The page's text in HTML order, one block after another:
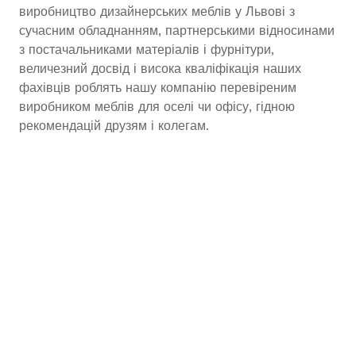
виробництво дизайнерських меблів у Львові з
сучасним обладнанням, партнерськими відносинами
з постачальниками матеріалів і фурнітури,
величезний досвід і висока кваліфікація наших
фахівців роблять нашу компанію перевіреним
виробником меблів для оселі чи офісу, гідною
рекомендацій друзям і колегам.